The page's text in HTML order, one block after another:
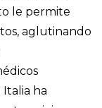
le permite
aglutinando
ha